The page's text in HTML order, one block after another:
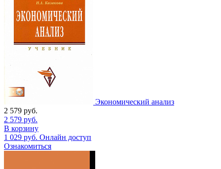
Экономический анализ
2 579 руб.
2 579 руб.
В корзину
1 029 руб. Онлайн доступ
Ознакомиться